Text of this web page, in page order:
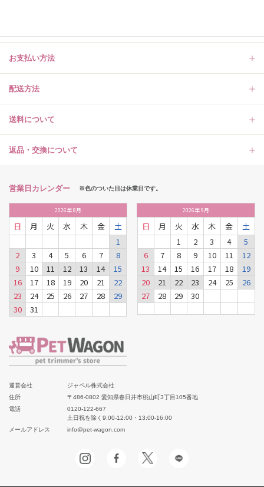
お支払い方法
配送方法
送料について
返品・交換について
営業日カレンダー ※色のついた日は休業日です。
2026年8月
日 月 火 水 木 金
土
1
2
3 4 5 6 7
8
9
10 11 12 13 14
15
16
17 18 19 20 21
22
23
24 25 26 27 28
29
30
31
2026年9月
日 月 火 水 木 金
土
1
2 3 4
5
6
7 8 9 10 11
12
13
14 15 16 17 18
19
20
21 22 23 24 25
26
27
28 29 30
運営会社
ジャペル株式会社
住所
〒486-0802 愛知県春日井市桃山町3丁目105番地
電話
0120-122-667
土日祝を除く9:00-12:00・13:00-16:00
メールアドレス
info@pet-wagon.com